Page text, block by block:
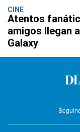
CINE
Atentos
amigos llegan
Galaxy